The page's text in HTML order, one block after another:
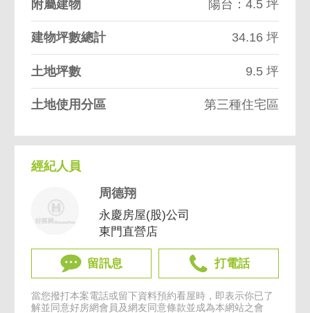
附屬建物 陽台：4.5 坪
建物坪數總計 34.16 坪
土地坪數 9.5 坪
土地使用分區 第三種住宅區
經紀人員
周德翔
永慶房屋(股)公司
東門直營店
留訊息 打電話
當您撥打本案電話或留下資料預約看屋時，即表示你已了
解並同意好房網會員及網友同意條款並成為本網站之會